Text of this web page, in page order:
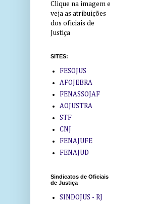
Clique na imagem e
veja as atribuições
dos oficiais de
Justiça
SITES:
FESOJUS
AFOJEBRA
FENASSOJAF
AOJUSTRA
STF
CNJ
FENAJUFE
FENAJUD
Sindicatos de Oficiais
de Justiça
SINDOJUS - RJ